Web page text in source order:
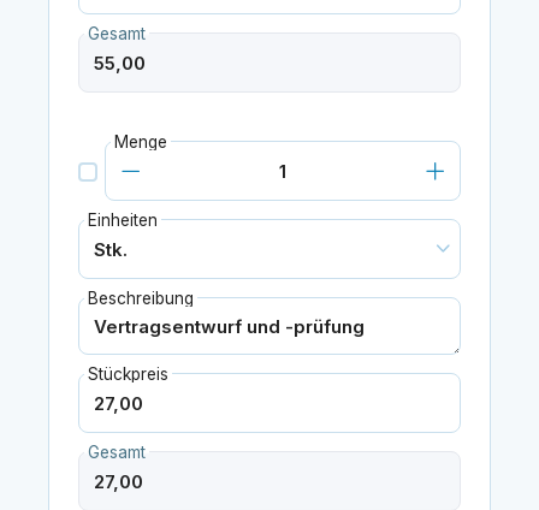
Gesamt
Menge
Einheiten
Beschreibung
Stückpreis
Gesamt